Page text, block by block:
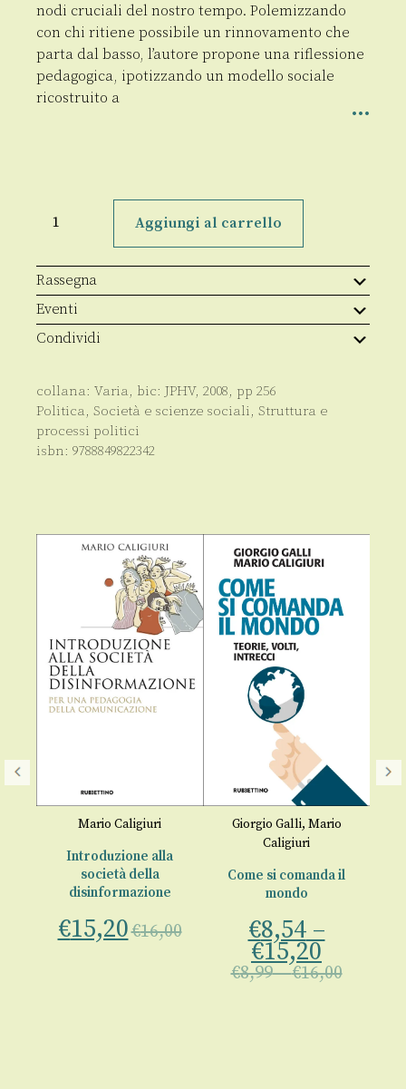
nodi cruciali del nostro tempo. Polemizzando
con chi ritiene possibile un rinnovamento che
parta dal basso, l’autore propone una riflessione
pedagogica, ipotizzando un modello sociale
ricostruito a
formazione
quantità
Aggiungi al carrello
Rassegna
Eventi
Condividi
collana: Varia, bic: JPHV, 2008, pp 256
Politica, Società e scienze sociali, Struttura e
processi politici
isbn: 9788849822342
Mario Caligiuri
Introduzione alla
società della
disinformazione
€15,20€16,00
Giorgio Galli, Mario
Caligiuri
Come si comanda il
mondo
€8,54–
€15,20
€8,99–€16,00